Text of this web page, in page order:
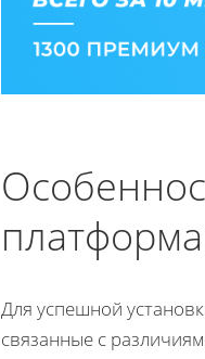
Для успешной
связанные с